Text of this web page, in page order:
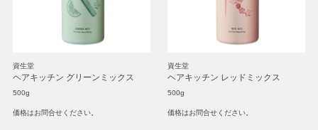
資生堂
ヘアキッチン グリーンミックス
500g
価格はお問合せください。
資生堂
ヘアキッチン レッドミックス
500g
価格はお問合せください。